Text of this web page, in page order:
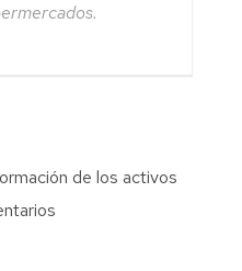
de los activos